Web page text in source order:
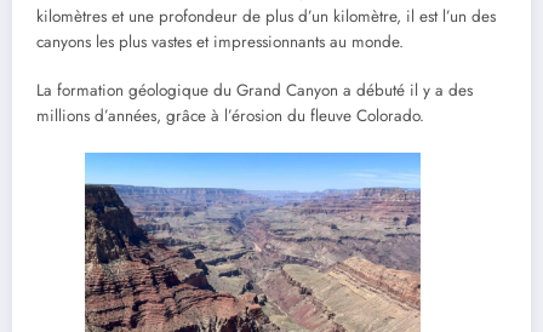
kilomètres et une profondeur de plus d’un kilomètre, il est l’un des
canyons les plus vastes et impressionnants au monde.
La formation géologique du Grand Canyon a débuté il y a des
millions d’années, grâce à l’érosion du fleuve Colorado.